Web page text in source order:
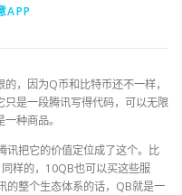
APP
，因为Q币和比特币还不一样，
是一段腾讯写得代码，可以无限
种商品。
讯把它的价值定位成了这个。比
样的，10QB也可以买这些服
的整个生态体系的话，QB就是一